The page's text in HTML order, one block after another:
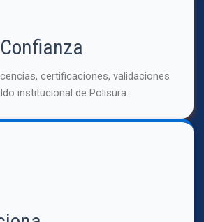
certificaciones, validaciones
institucional de Polisura.